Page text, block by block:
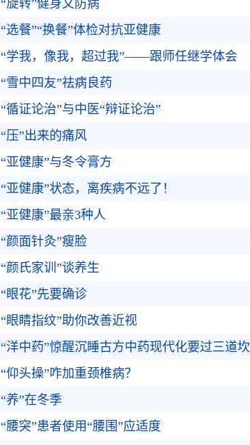
“旋转”健身又防病
“选餐”“换餐”体检对抗亚健康
“学我，像我，超过我”——跟师任继学体会
“雪中四友”祛病良药
“循证论治”与中医“辩证论治”
“压”出来的痛风
“亚健康”与冬令膏方
“亚健康”状态，离疾病不远了！
“亚健康”最亲3种人
“颜面针灸”瘦脸
“颜氏家训”谈养生
“眼花”先要确诊
“眼睛指纹”助你改善近视
“洋中药”惊醒沉睡古方中药现代化要过三道坎
“仰头操”咋加重颈椎病？
“养”在冬季
“腰突”患者使用“腰围”应适度